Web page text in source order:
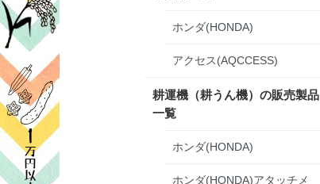
ホンダ(HONDA)
アクセス(AQCCESS)
耕運機（耕うん機）の販売製品
一覧
ホンダ(HONDA)
ホンダ(HONDA)アタッチメ